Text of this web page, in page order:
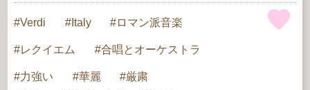
Verdi Italy ロマン派音楽
レクイエム 合唱とオーケストラ
力強い 華麗 厳粛